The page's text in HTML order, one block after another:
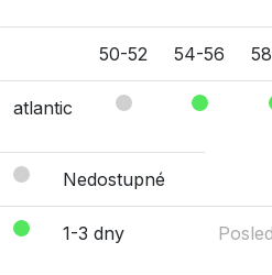
50-52 54-56
atlantic
Nedostupné
1-3 dny